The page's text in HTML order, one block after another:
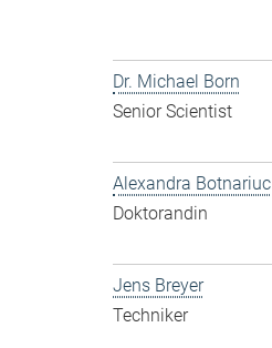
Dr. Michael Born
Senior Scientist
Alexandra Botnariuc
Doktorandin
Jens Breyer
Techniker